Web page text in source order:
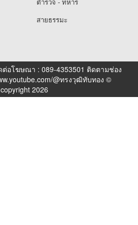
สายธรรมะ
ต่อโฆษณา : 089-4353501 ติดตามช่อง
@ทรงวุฒิทับทอง ©
copyright 2026